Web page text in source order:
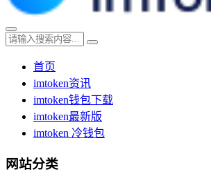
首页
imtoken资讯
imtoken钱包下载
imtoken最新版
imtoken 冷钱包
网站分类